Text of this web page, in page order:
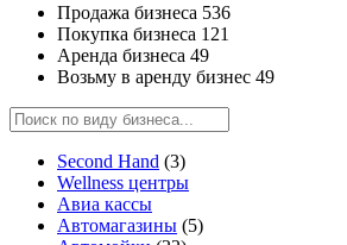
Продажа бизнеса 536
Покупка бизнеса 121
Аренда бизнеса 49
Возьму в аренду бизнес 49
Second Hand (3)
Wellness центры
Авиа кассы
Автомагазины (5)